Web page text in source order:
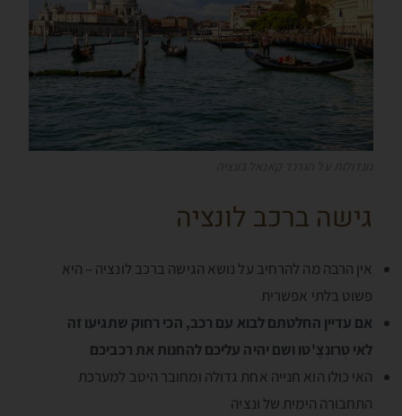
גישה ברכב לונציה
אין הרבה מה להרחיב על נושא הגישה ברכב לונציה – היא
פשוט בלתי אפשרית
אם עדיין החלטתם לבוא עם רכב, הכי רחוק שתגיעו זה
לאי טְרונְצֶ'טו ושם יהיה עליכם להחנות את רכביכם
האי כולו הוא חנייה אחת גדולה ומחובר היטב למערכת
התחבורה הימית של ונציה